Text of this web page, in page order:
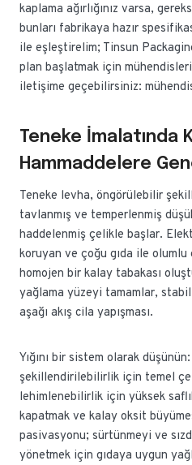
kaplama ağırlığınız varsa,
bunları fabrikaya hazır
ile eşleştirelim; Tinsun
plan başlatmak için
iletişime geçebilirsiniz:
Teneke İmalatında
Hammaddelere
Teneke levha, öngörülebilir
tavlanmış ve temperlenmiş
haddelenmiş çelikle başlar.
koruyan ve çoğu gıda ile
homojen bir kalay tabakası
yağlama yüzeyi tamamlar,
aşağı akış cila yapışması.
Yığını bir sistem olarak
şekillendirilebilirlik için temel
lehimlenebilirlik için yüksek
kapatmak ve kalay oksit
pasivasyonu; sürtünmeyi ve
yönetmek için gıdaya uygun